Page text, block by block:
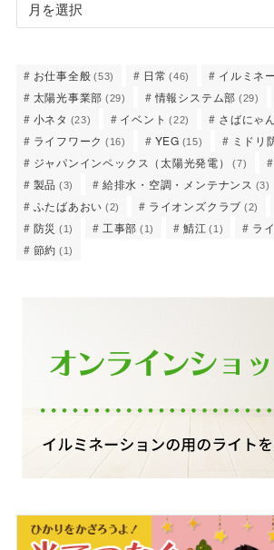
お仕事全般 (53) 日常 (46) イルミネ
太陽光事業部 (29) 情報システム部 (29)
小ネタ (23) イベント (22) さばにゃん
ライフワーク (16) YEG (15) ミドリ
ジャパンインペックス（太陽光発電） (7)
製品 (3) 給排水・空調・メンテナンス (3)
ふたばあおい (2) ライオンズクラブ (2)
防災 (1) 工事部 (1) 鯖江 (1) ラ
節約 (1)